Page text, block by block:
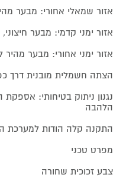
אזור שמאלי אחורי: מבער מהיר למחצה,
אזור ימני קדמי: מבער חיצוני, 1000 ואט/ 54 מ"מ
אזור ימני אחורי: מבער מהיר למחצה, 1900
הצתה חשמלית מובנית דרך
נגנון ניתוק בטיחותי:
הלהבה
התקנה קלה הודות למערכת
מפרט טכני
צבע זכוכית שחורה